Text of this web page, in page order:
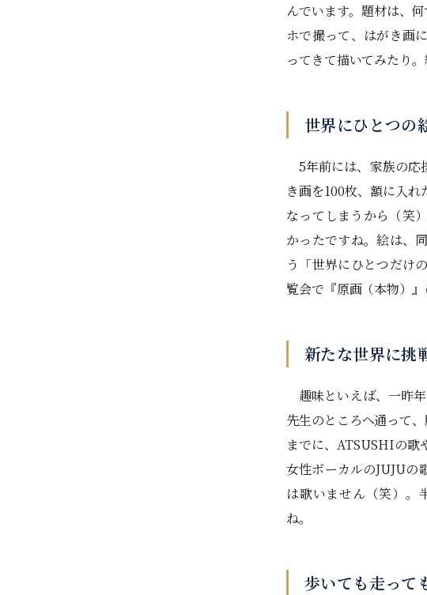
んでいます。題材は、
ホで撮って、はがき画
ってきて描いてみたり
世界にひとつの
5年前には、家族の応
き画を100枚、額に入
なってしまうから（笑
かったですね。絵は、
う「世界にひとつだけ
覧会で『原画（本物）
新たな世界に挑
趣味といえば、一昨
先生のところへ通って
までに、ATSUSHIの歌
女性ボーカルのJUJUの
は歌いません（笑）。
ね。
歩いても走って